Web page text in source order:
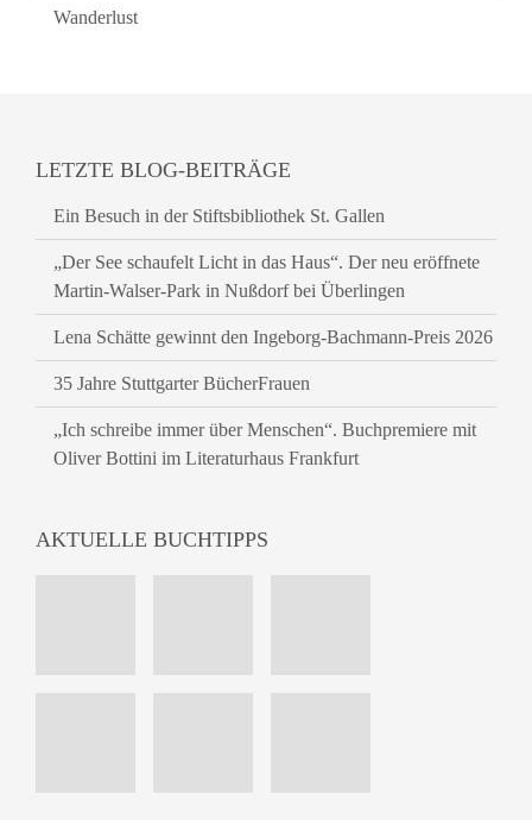
Wanderlust
LETZTE BLOG-BEITRÄGE
Ein Besuch in der Stiftsbibliothek St. Gallen
„Der See schaufelt Licht in das Haus“. Der neu eröffnete
Martin-Walser-Park in Nußdorf bei Überlingen
Lena Schätte gewinnt den Ingeborg-Bachmann-Preis 2026
35 Jahre Stuttgarter BücherFrauen
„Ich schreibe immer über Menschen“. Buchpremiere mit
Oliver Bottini im Literaturhaus Frankfurt
AKTUELLE BUCHTIPPS